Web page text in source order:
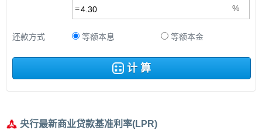
还款方式 等额本息 等额本金
计 算
央行最新商业贷款基准利率(LPR)